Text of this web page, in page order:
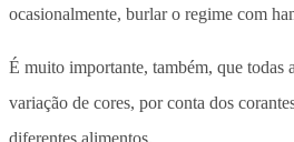
ocasionalmente, burlar o regime com
É muito importante, também, que todas
variação de cores, por conta dos
diferentes alimentos.